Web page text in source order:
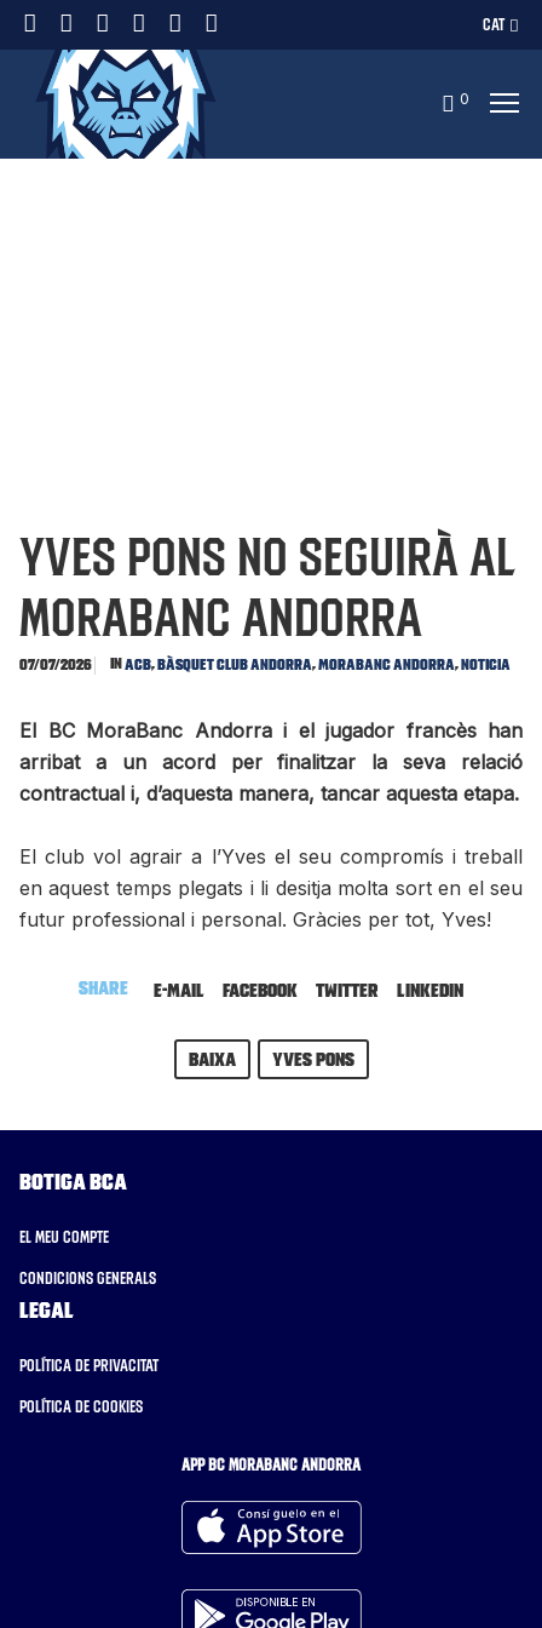
CAT
0
Yves Pons no seguirà al
MoraBanc Andorra
07/07/2026 InACB,Bàsquet Club Andorra,MoraBanc Andorra,Noticia
El BC MoraBanc Andorra i el jugador francès han
arribat a un acord per finalitzar la seva relació
contractual i, d’aquesta manera, tancar aquesta etapa.
El club vol agrair a l’Yves el seu compromís i treball
en aquest temps plegats i li desitja molta sort en el seu
futur professional i personal. Gràcies per tot, Yves!
Share E-mail Facebook Twitter LinkedIn
Baixa Yves Pons
Botiga BCA
El meu compte
Condicions generals
Legal
Política de privacitat
Política de cookies
APP BC MORABANC ANDORRA